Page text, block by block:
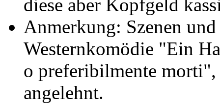
diese aber Kopfgeld
Anmerkung: Szenen
Westernkomödie "Ein
o preferibilmente
angelehnt.